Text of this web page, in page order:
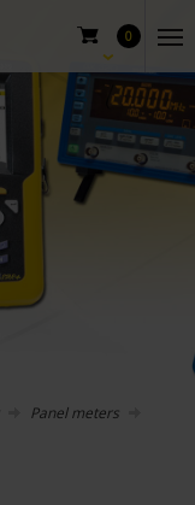
0
Panel meters